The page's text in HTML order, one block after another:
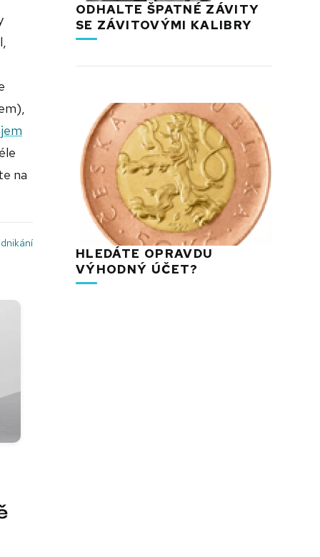
na
ODHALTE ŠPATNÉ ZÁVITY
SE ZÁVITOVÝMI KALIBRY
HLEDÁTE OPRAVDU
VÝHODNÝ ÚČET?